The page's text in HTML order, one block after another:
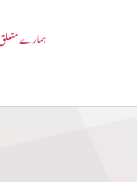
ہمارے